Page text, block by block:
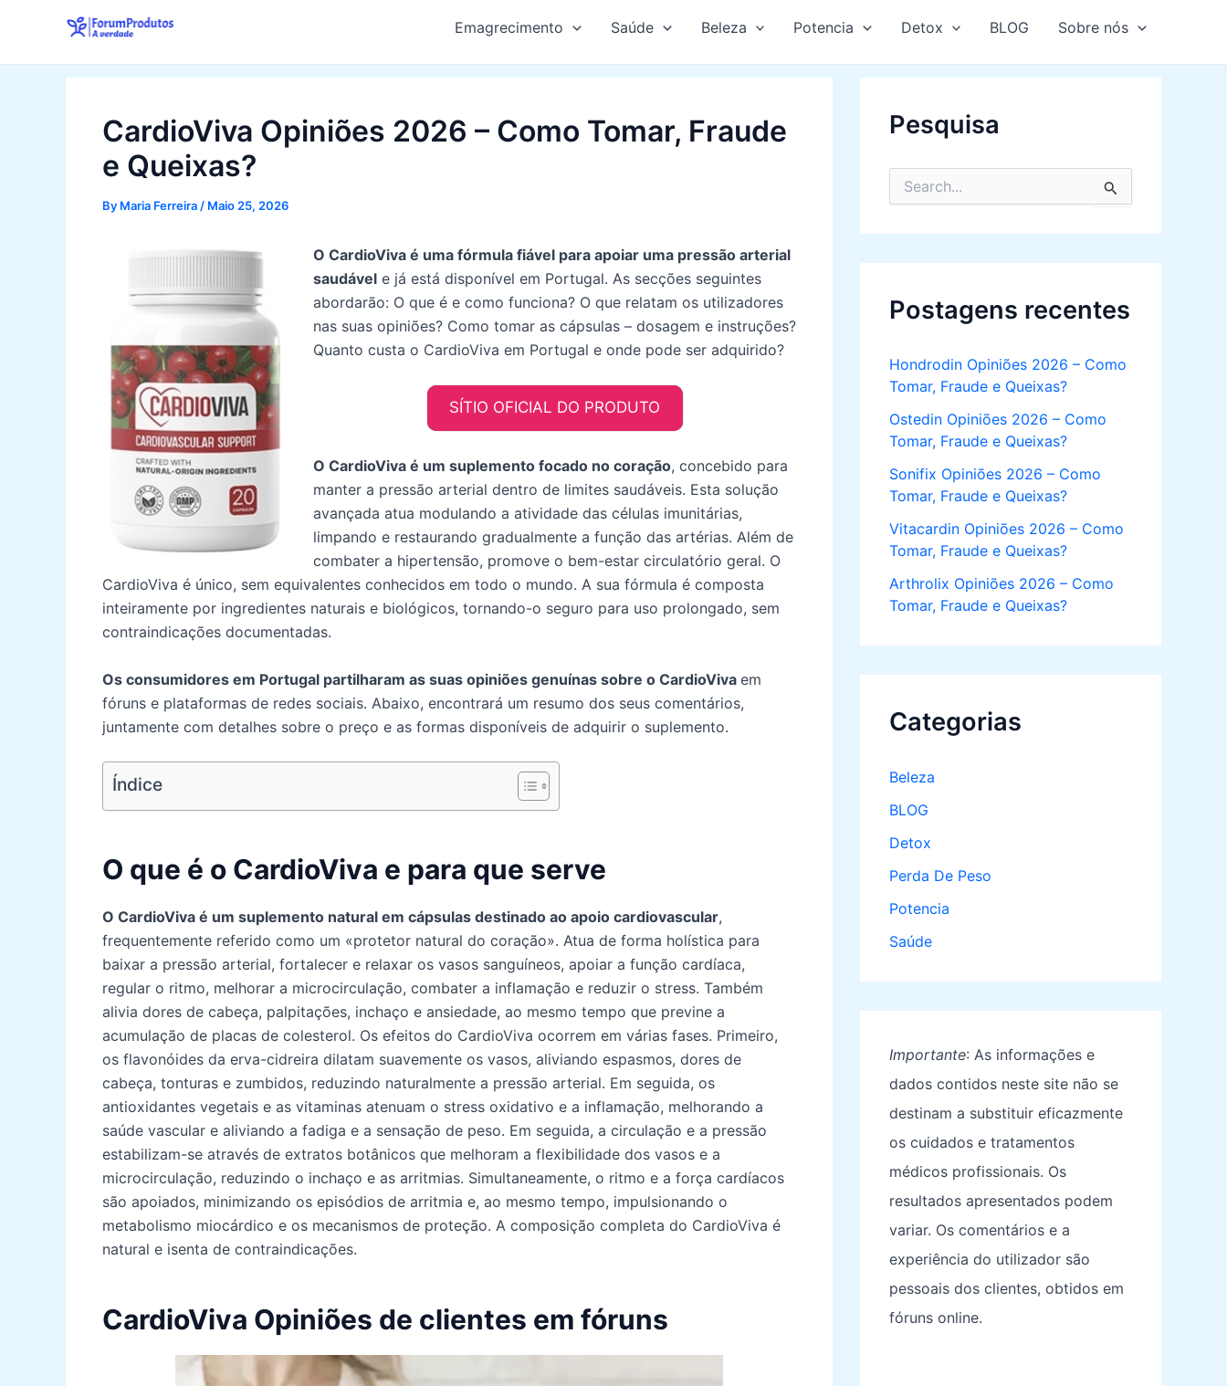
Emagrecimento Saúde Beleza Potencia Detox BLOG Sobre nós
CardioViva Opiniões 2026 – Como Tomar, Fraude
e Queixas?
By Maria Ferreira / Maio 25, 2026
O CardioViva é uma fórmula fiável para apoiar uma pressão arterial
saudável e já está disponível em Portugal. As secções seguintes
abordarão: O que é e como funciona? O que relatam os utilizadores
nas suas opiniões? Como tomar as cápsulas – dosagem e instruções?
Quanto custa o CardioViva em Portugal e onde pode ser adquirido?
SÍTIO OFICIAL DO PRODUTO
O CardioViva é um suplemento focado no coração, concebido para
manter a pressão arterial dentro de limites saudáveis. Esta solução
avançada atua modulando a atividade das células imunitárias,
limpando e restaurando gradualmente a função das artérias. Além de
combater a hipertensão, promove o bem-estar circulatório geral. O
CardioViva é único, sem equivalentes conhecidos em todo o mundo. A sua fórmula é composta
inteiramente por ingredientes naturais e biológicos, tornando-o seguro para uso prolongado, sem
contraindicações documentadas.
Os consumidores em Portugal partilharam as suas opiniões genuínas sobre o CardioViva em
fóruns e plataformas de redes sociais. Abaixo, encontrará um resumo dos seus comentários,
juntamente com detalhes sobre o preço e as formas disponíveis de adquirir o suplemento.
Índice
O que é o CardioViva e para que serve
O CardioViva é um suplemento natural em cápsulas destinado ao apoio cardiovascular,
frequentemente referido como um «protetor natural do coração». Atua de forma holística para
baixar a pressão arterial, fortalecer e relaxar os vasos sanguíneos, apoiar a função cardíaca,
regular o ritmo, melhorar a microcirculação, combater a inflamação e reduzir o stress. Também
alivia dores de cabeça, palpitações, inchaço e ansiedade, ao mesmo tempo que previne a
acumulação de placas de colesterol. Os efeitos do CardioViva ocorrem em várias fases. Primeiro,
os flavonóides da erva-cidreira dilatam suavemente os vasos, aliviando espasmos, dores de
cabeça, tonturas e zumbidos, reduzindo naturalmente a pressão arterial. Em seguida, os
antioxidantes vegetais e as vitaminas atenuam o stress oxidativo e a inflamação, melhorando a
saúde vascular e aliviando a fadiga e a sensação de peso. Em seguida, a circulação e a pressão
estabilizam-se através de extratos botânicos que melhoram a flexibilidade dos vasos e a
microcirculação, reduzindo o inchaço e as arritmias. Simultaneamente, o ritmo e a força cardíacos
são apoiados, minimizando os episódios de arritmia e, ao mesmo tempo, impulsionando o
metabolismo miocárdico e os mecanismos de proteção. A composição completa do CardioViva é
natural e isenta de contraindicações.
CardioViva Opiniões de clientes em fóruns
Pesquisa
r
h
o
rPostagens recentes
Hondrodin Opiniões 2026 – Como
Tomar, Fraude e Queixas?
Ostedin Opiniões 2026 – Como
Tomar, Fraude e Queixas?
Sonifix Opiniões 2026 – Como
Tomar, Fraude e Queixas?
Vitacardin Opiniões 2026 – Como
Tomar, Fraude e Queixas?
Arthrolix Opiniões 2026 – Como
Tomar, Fraude e Queixas?
Categorias
Beleza
BLOG
Detox
Perda De Peso
Potencia
Saúde
Importante: As informações e
dados contidos neste site não se
destinam a substituir eficazmente
os cuidados e tratamentos
médicos profissionais. Os
resultados apresentados podem
variar. Os comentários e a
experiência do utilizador são
pessoais dos clientes, obtidos em
fóruns online.